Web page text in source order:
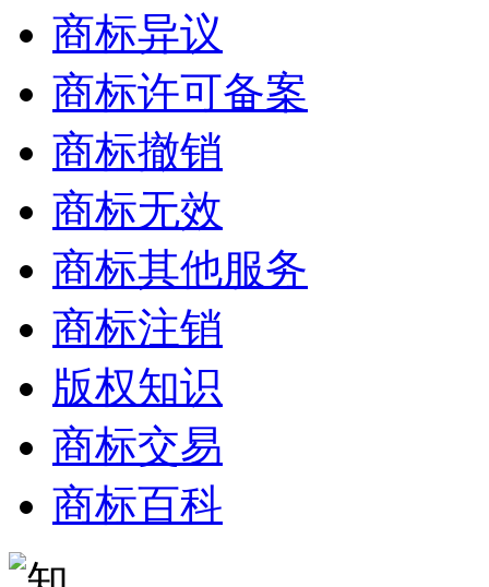
商标异议
商标许可备案
商标撤销
商标无效
商标其他服务
商标注销
版权知识
商标交易
商标百科